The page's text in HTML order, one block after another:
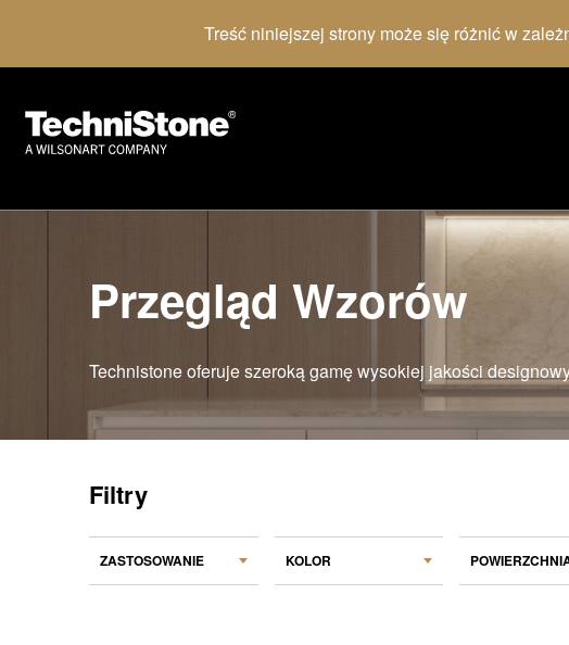
Treść niniejszej strony może się różnić w
Przegląd Wzorów
Technistone oferuje szeroką gamę wysokiej jakości
Filtry
ZASTOSOWANIE KOLOR